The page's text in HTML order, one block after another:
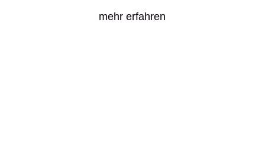
mehr erfahren